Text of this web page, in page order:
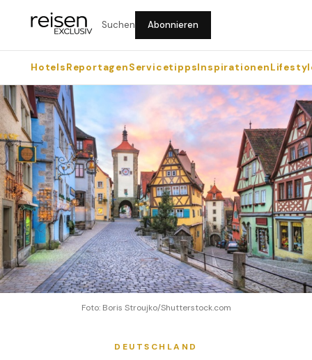
Suchen Abonnieren
HotelsReportagenServicetippsInspirationen
Foto: Boris Stroujko/Shutterstock.com
DEUTSCHLAND